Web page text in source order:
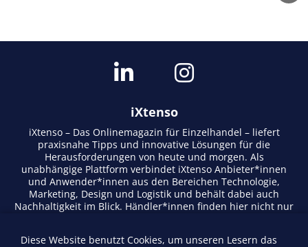
iXtenso
iXtenso – Das Onlinemagazin für Einzelhandel – liefert
praxisnahe Tipps und innovative Lösungen für die
Herausforderungen von heute und morgen. Als
unabhängige Plattform verbindet iXtenso Anbieter*innen
und Anwender*innen aus den Bereichen Technologie,
Marketing, Design und Logistik und behält dabei auch
Nachhaltigkeit im Blick. Händler*innen finden hier nicht nur
lebendigen Schreibstil und relevantem Content fördert das
Diese Website benutzt Cookies, um unseren Lesern das